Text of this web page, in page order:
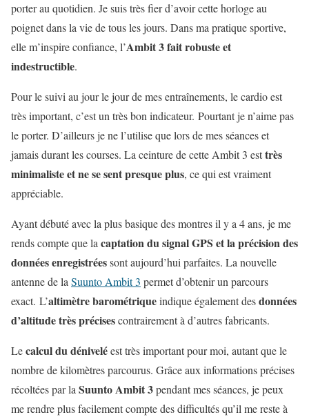
porter au quotidien. Je suis très fier d’avoir cette horloge au
poignet dans la vie de tous les jours. Dans ma pratique sportive,
elle m’inspire confiance, l’Ambit 3 fait robuste et
indestructible.
Pour le suivi au jour le jour de mes entraînements, le cardio est
très important, c’est un très bon indicateur. Pourtant je n’aime pas
le porter. D’ailleurs je ne l’utilise que lors de mes séances et
jamais durant les courses. La ceinture de cette Ambit 3 esttrès
minimaliste et ne se sent presque plus, ce qui est vraiment
appréciable.
Ayant débuté avec la plus basique des montres il y a 4 ans, je me
rends compte que lacaptation du signal GPS et la précision des
données enregistréessont aujourd’hui parfaites. La nouvelle
antenne de laSuunto Ambit 3 permet d’obtenir un parcours
exact. L’altimètre barométriqueindique également desdonnées
d’altitude très précisescontrairement à d’autres fabricants.
Lecalcul du déniveléest très important pour moi, autant que le
nombre de kilomètres parcourus. Grâce aux informations précises
récoltées par laSuunto Ambit 3pendant mes séances, je peux
me rendre plus facilement compte des difficultés qu’il me reste à